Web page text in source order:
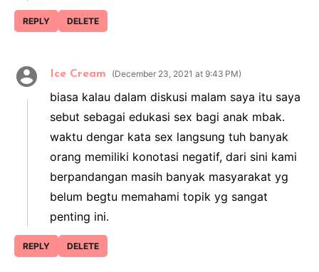
REPLY DELETE
Ice Cream December 23, 2021 at 9:43 PM
biasa kalau dalam diskusi malam saya itu saya
sebut sebagai edukasi sex bagi anak mbak.
waktu dengar kata sex langsung tuh banyak
orang memiliki konotasi negatif, dari sini kami
berpandangan masih banyak masyarakat yg
belum begtu memahami topik yg sangat
penting ini.
REPLY DELETE